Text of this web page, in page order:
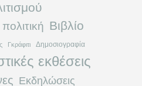
Βιβλίο
Γκράφιτι Δημοσιογραφία
εκθέσεις
Εκδηλώσεις